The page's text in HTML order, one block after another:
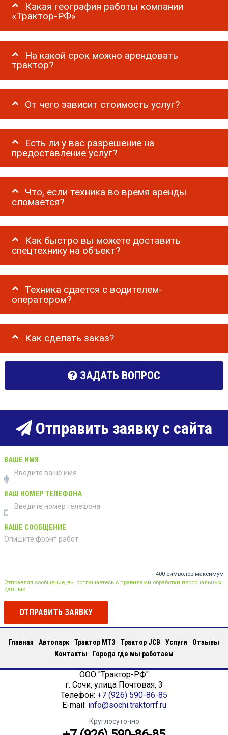
Какая география работы компании
«Трактор-РФ»
На какой срок можно арендовать
трактор?
От чего зависит стоимость услуг?
Есть ли у вас разрешение на
предоставление услуг?
Что, если техника во время аренды
сломается?
Как быстро вы можете доставить
спецтехнику на объект?
Техника сдается с водителем-
оператором?
Как сделать заказ?
ЗАДАТЬ ВОПРОС
Отправить заявку с сайта
ВАШЕ ИМЯ
ВАШ НОМЕР ТЕЛЕФОНА
ВАШЕ СООБЩЕНИЕ
400 символов максимум
Отправляя сообщение, вы соглашаетесь с правилами обработки персональных
данных
ОТПРАВИТЬ ЗАЯВКУ
Главная Автопарк Трактор МТЗ Трактор JCB Услуги
Отзывы
Контакты
Города где мы работаем
ООО "Трактор-РФ"
г. Сочи, улица Почтовая, 3
Телефон: +7 (926) 590-86-85
E-mail: info@sochi.traktorrf.ru
Круглосуточно